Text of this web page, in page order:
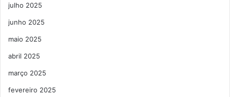
julho 2025
junho 2025
maio 2025
abril 2025
março 2025
fevereiro 2025